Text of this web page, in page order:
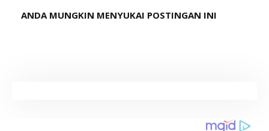
ANDA MUNGKIN MENYUKAI POSTINGAN INI